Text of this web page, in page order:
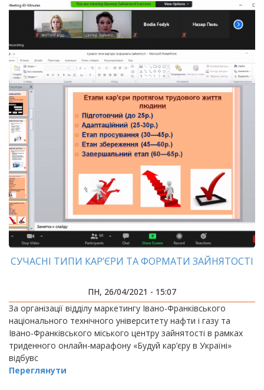
СУЧАСНІ ТИПИ КАР’ЄРИ ТА ФОРМАТИ ЗАЙНЯТОСТІ
ПН, 26/04/2021 - 15:07
За організації відділу маркетингу Івано-Франківського
національного технічного університету нафти і газу та
Івано-Франківського міського центру зайнятості в рамках
триденного онлайн-марафону «Будуй кар’єру в Україні»
відбувс
Переглянути